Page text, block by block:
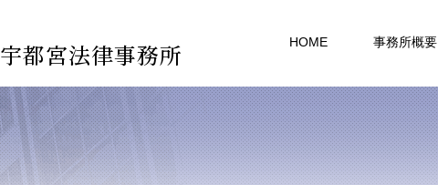
宇都宮法律事務所 HOME 事務所概要